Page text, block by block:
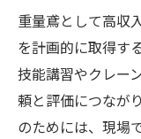
重量鳶として高収
を計画的に取得す
技能講習やクレー
頼と評価につなが
のためには、現場